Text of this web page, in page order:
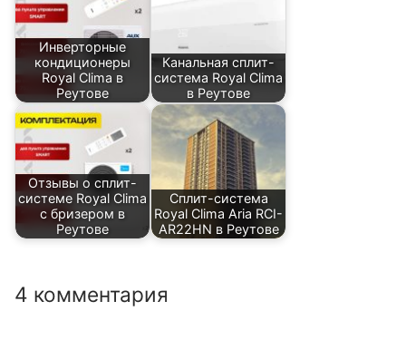
Инверторные
кондиционеры
Royal Clima в
Реутове
Канальная сплит-
система Royal Clima
в Реутове
Отзывы о сплит-
системе Royal Clima
с бризером в
Реутове
Сплит-система
Royal Clima Aria RCI-
AR22HN в Реутове
4 комментария